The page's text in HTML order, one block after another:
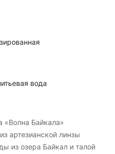
вода
«Волна Байкала»
артезианской линзы
из озера Байкал и талой